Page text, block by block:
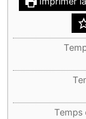
Temps